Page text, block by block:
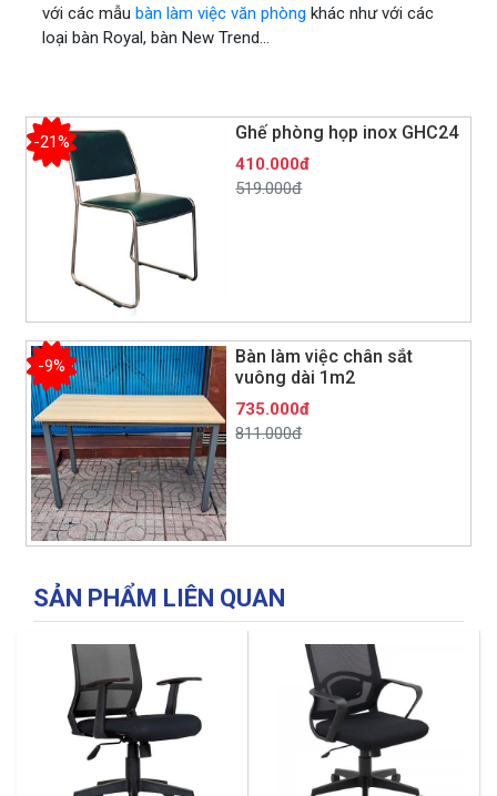
với các mẫu bàn làm việc văn phòng khác như với các
loại bàn Royal, bàn New Trend…
Ghế phòng họp inox GHC24
-21%
410.000đ
519.000đ
Bàn làm việc chân sắt
vuông dài 1m2
-9%
735.000đ
811.000đ
SẢN PHẨM LIÊN QUAN